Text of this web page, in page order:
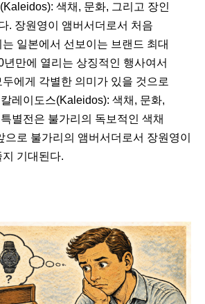
색채, 문화, 그리고 장인
. 장원영이 앰버서더로서 처음
일본에서 선보이는 브랜드 최대
만에 열리는 상징적인 행사여서
에게 각별한 의미가 있을 것으로
레이도스(Kaleidos): 색채, 문화,
별전은 불가리의 독보적인 색채
으로 불가리의 앰버서더로서 장원영이
기대된다.